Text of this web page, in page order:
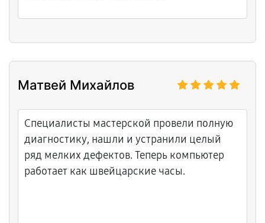
Матвей Михайлов
Специалисты мастерской провели полную
диагностику, нашли и устранили целый
ряд мелких дефектов. Теперь компьютер
работает как швейцарские часы.